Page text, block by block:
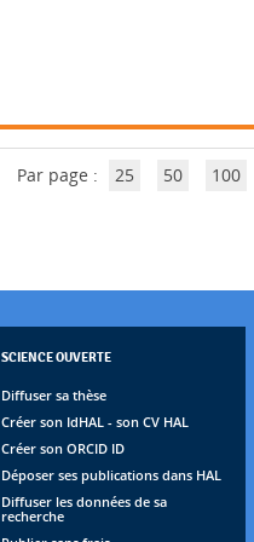
Par page : 25 50 100
SCIENCE OUVERTE
Diffuser sa thèse
Créer son IdHAL - son CV HAL
Créer son ORCID ID
Déposer ses publications dans HAL
Diffuser les données de sa
recherche